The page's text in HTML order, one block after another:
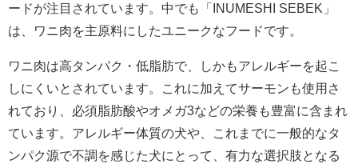
ードが注目されています。中でも「INUMESHI SEBEK」
は、ワニ肉を主原料にしたユニークなフードです。
ワニ肉は高タンパク・低脂肪で、しかもアレルギーを起こ
しにくいとされています。これに加えてサーモンも使用さ
れており、必須脂肪酸やオメガ3などの栄養も豊富に含まれ
ています。アレルギー体質の犬や、これまでに一般的なタ
ンパク源で不調を感じた犬にとって、有力な選択肢となる